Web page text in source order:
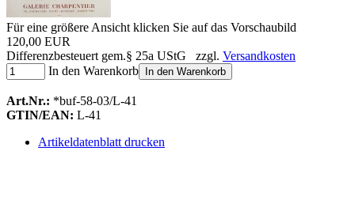
Für eine größere Ansicht klicken Sie auf das Vorschaubild
120,00 EUR
Differenzbesteuert gem.§ 25a UStG zzgl. Versandkosten
In den Warenkorb
In den Warenkorb
Art.Nr.: *buf-58-03/L-41
GTIN/EAN: L-41
Artikeldatenblatt drucken